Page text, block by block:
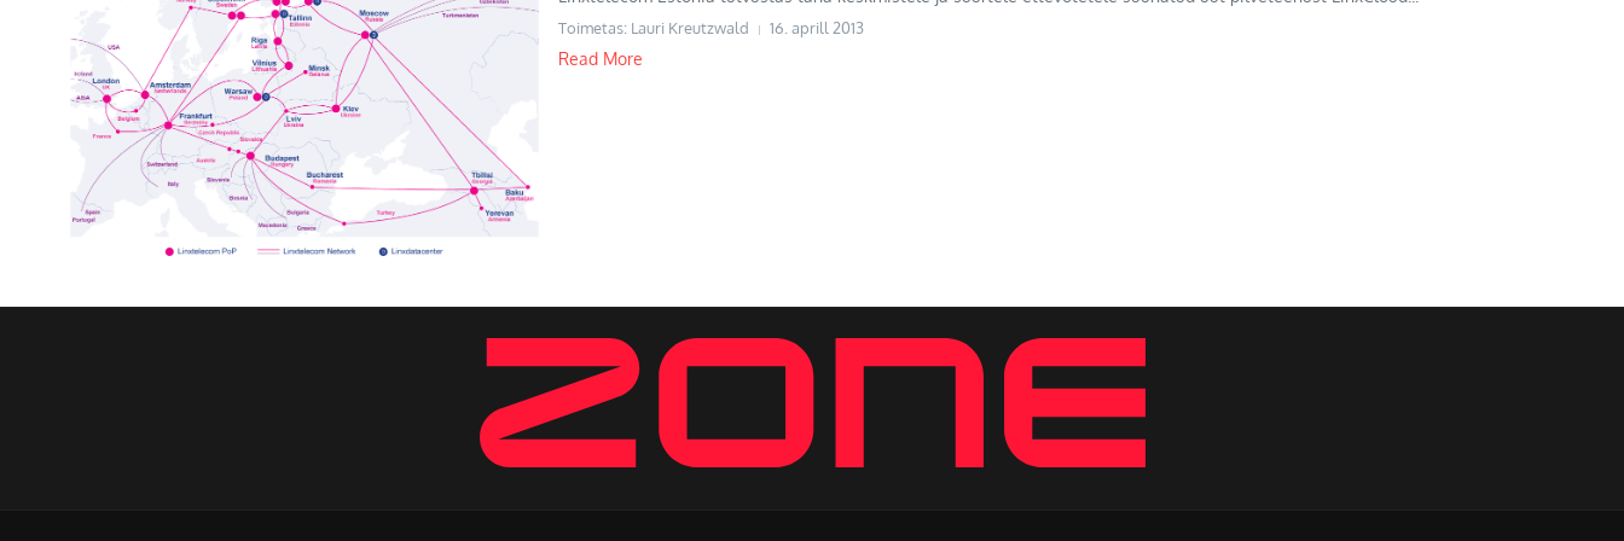
Toimetas: Lauri Kreutzwald 16. aprill 2013
Read More